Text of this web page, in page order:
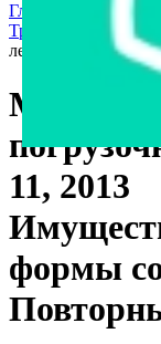
Главная страница
Транспорт
лесная МТПЛ-5-11,
Машина
11, 2013
формы